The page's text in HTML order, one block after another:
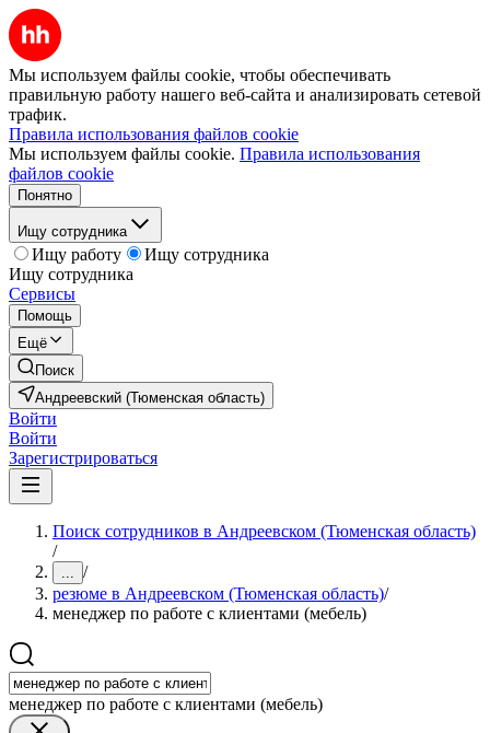
Мы используем файлы cookie, чтобы обеспечивать
правильную работу нашего веб-сайта и анализировать сетевой
трафик.
Правила использования файлов cookie
Мы используем файлы cookie. Правила использования
файлов cookie
Понятно
Ищу сотрудника
Ищу работу
Ищу сотрудника
Ищу сотрудника
Сервисы
Помощь
Ещё
Поиск
Андреевский (Тюменская область)
Войти
Войти
Зарегистрироваться
Поиск сотрудников в Андреевском (Тюменская область)
/
... /
резюме в Андреевском (Тюменская область)/
менеджер по работе с клиентами (мебель)
менеджер по работе с клиентами (мебель)